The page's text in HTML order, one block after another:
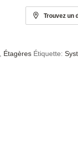
Trouvez un
Étagères Étiquette: